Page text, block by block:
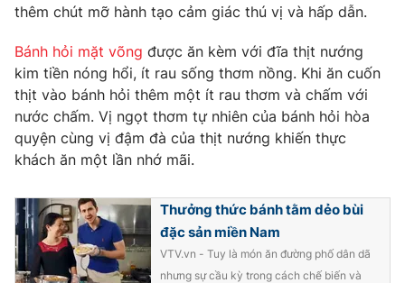
Phim VTV
Hậu trường
Nhân vật
Khán giả
Giải sao mai
Điện ảnh
Âm nhạc
Sao
Đời sống
Du lịch
Làm đẹp
Chất lượng cuộc sống
Giáo dục
Học trực tuyến
Công nghệ
Hitech Công nghệ tương lai
Sản phẩm
Giao lưu trực tuyến
thêm chút mỡ hành tạo cảm giác thú vị và hấp dẫn.
Bánh hỏi mặt võng được ăn kèm với đĩa thịt nướng
kim tiền nóng hổi, ít rau sống thơm nồng. Khi ăn cuốn
thịt vào bánh hỏi thêm một ít rau thơm và chấm với
nước chấm. Vị ngọt thơm tự nhiên của bánh hỏi hòa
quyện cùng vị đậm đà của thịt nướng khiến thực
khách ăn một lần nhớ mãi.
Thưởng thức bánh tằm dẻo bùi
đặc sản miền Nam
VTV.vn - Tuy là món ăn đường phố dân dã
nhưng sự cầu kỳ trong cách chế biến và